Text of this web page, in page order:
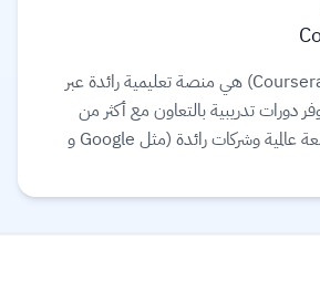
كورسيرا (Coursera) هي منصة تعليمية رائدة عبر
دورات تدريبية بالتعاون مع أكثر من
300 جامعة عالمية وشركات رائدة (مثل Google و
المنصة مجموعة واسعة من الخيارات